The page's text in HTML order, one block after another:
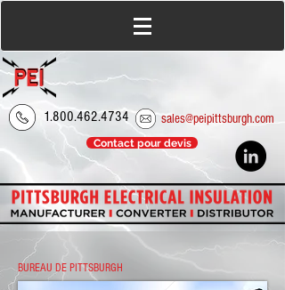
Contact pour devis
1.800.462.4734 sales@peipittsburgh.com
BUREAU DE PITTSBURGH